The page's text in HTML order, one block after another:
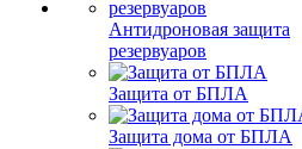
Антидроновая защита
резервуаров
Защита от БПЛА
Защита дома от БПЛА